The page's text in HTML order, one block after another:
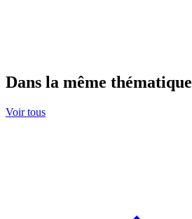
Dans la même thématique
Voir tous